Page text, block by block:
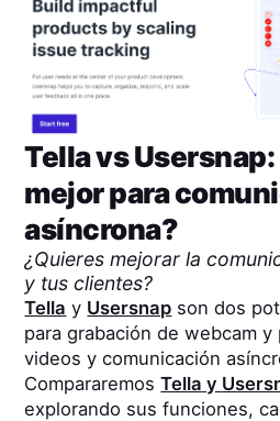
TellavsUsersnap
mejor para
asíncrona?
¿Quieres mejorar la
y tus clientes?
Tella y Usersnap son dos
para grabación de webcam
videos y comunicación
CompararemosTella y
explorando sus funciones,